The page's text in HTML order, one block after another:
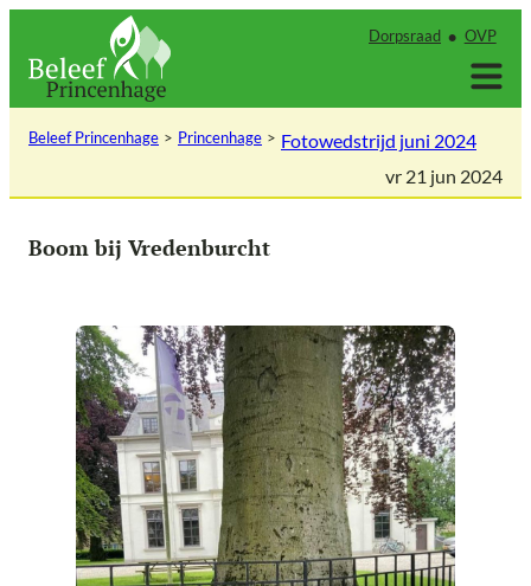
inhoud
Dorpsraad OVP
Beleef Princenhage Princenhage
Fotowedstrijd juni 2024
vr 21 jun 2024
Boom bij Vredenburcht